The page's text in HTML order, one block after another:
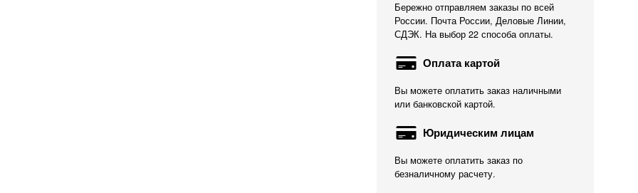
Бережно отправляем заказы по всей
России. Почта России, Деловые Линии,
СДЭК. На выбор 22 способа оплаты.
Оплата картой
Вы можете оплатить заказ наличными
или банковской картой.
Юридическим лицам
Вы можете оплатить заказ по
безналичному расчету.